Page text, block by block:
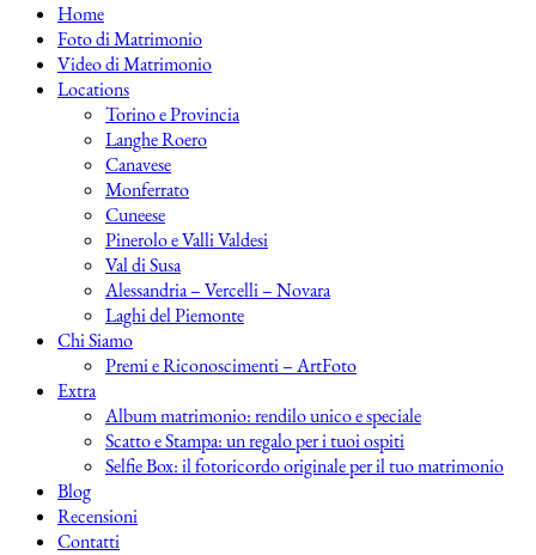
Home
Foto di Matrimonio
Video di Matrimonio
Locations
Torino e Provincia
Langhe Roero
Canavese
Monferrato
Cuneese
Pinerolo e Valli Valdesi
Val di Susa
Alessandria – Vercelli – Novara
Laghi del Piemonte
Chi Siamo
Premi e Riconoscimenti – ArtFoto
Extra
Album matrimonio: rendilo unico e speciale
Scatto e Stampa: un regalo per i tuoi ospiti
Selfie Box: il fotoricordo originale per il tuo matrimonio
Blog
Recensioni
Contatti